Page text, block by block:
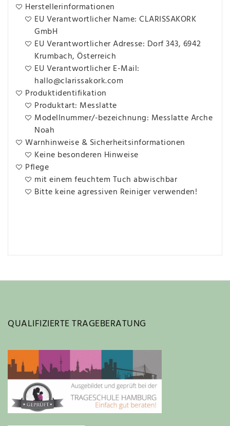
Herstellerinformationen
EU Verantwortlicher Name: CLARISSAKORK
GmbH
EU Verantwortlicher Adresse: Dorf 343, 6942
Krumbach, Österreich
EU Verantwortlicher E-Mail:
hallo@clarissakork.com
Produktidentifikation
Produktart: Messlatte
Modellnummer/-bezeichnung: Messlatte Arche
Noah
Warnhinweise & Sicherheitsinformationen
Keine besonderen Hinweise
Pflege
mit einem feuchtem Tuch abwischbar
Bitte keine agressiven Reiniger verwenden!
QUALIFIZIERTE TRAGEBERATUNG